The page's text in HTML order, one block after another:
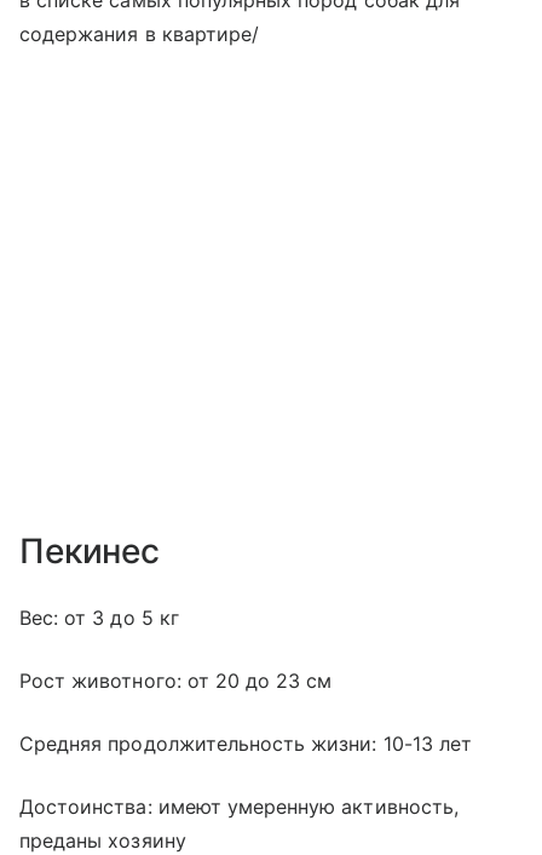
содержания в квартире/
Пекинес
Вес: от 3 до 5 кг
Рост животного: от 20 до 23 см
Средняя продолжительность жизни: 10-13 лет
Достоинства: имеют умеренную активность,
преданы хозяину